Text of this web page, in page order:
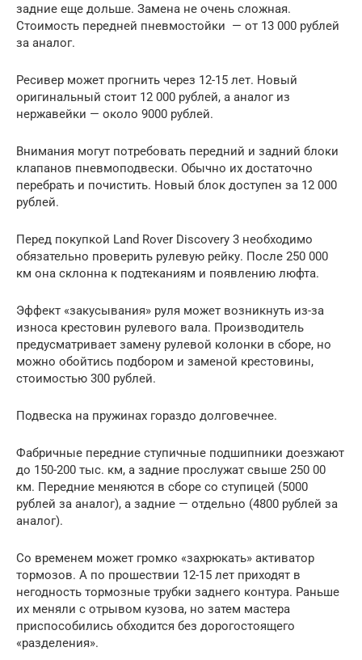
задние еще дольше. Замена не очень сложная.
Стоимость передней пневмостойки — от 13 000 рублей
за аналог.
Ресивер может прогнить через 12-15 лет. Новый
оригинальный стоит 12 000 рублей, а аналог из
нержавейки — около 9000 рублей.
Внимания могут потребовать передний и задний блоки
клапанов пневмоподвески. Обычно их достаточно
перебрать и почистить. Новый блок доступен за 12 000
рублей.
Перед покупкой Land Rover Discovery 3 необходимо
обязательно проверить рулевую рейку. После 250 000
км она склонна к подтеканиям и появлению люфта.
Эффект «закусывания» руля может возникнуть из-за
износа крестовин рулевого вала. Производитель
предусматривает замену рулевой колонки в сборе, но
можно обойтись подбором и заменой крестовины,
стоимостью 300 рублей.
Подвеска на пружинах гораздо долговечнее.
Фабричные передние ступичные подшипники доезжают
до 150-200 тыс. км, а задние прослужат свыше 250 00
км. Передние меняются в сборе со ступицей (5000
рублей за аналог), а задние — отдельно (4800 рублей за
аналог).
Со временем может громко «захрюкать» активатор
тормозов. А по прошествии 12-15 лет приходят в
негодность тормозные трубки заднего контура. Раньше
их меняли с отрывом кузова, но затем мастера
приспособились обходится без дорогостоящего
«разделения».